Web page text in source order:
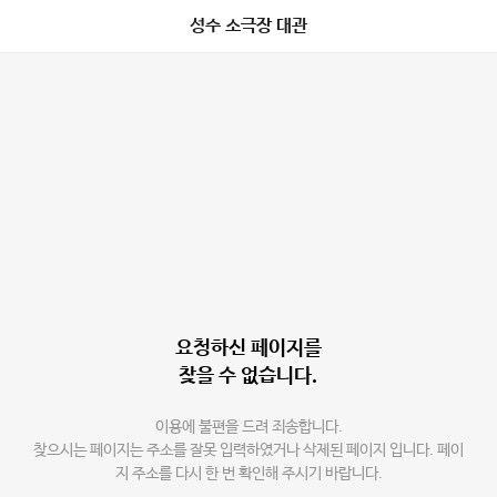
성수 소극장 대관
요청하신 페이지를
찾을 수 없습니다.
이용에 불편을 드려 죄송합니다.
찾으시는 페이지는 주소를 잘못 입력하였거나 삭제된 페이지 입니다. 페이
지 주소를 다시 한 번 확인해 주시기 바랍니다.